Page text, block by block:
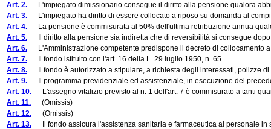
Art. 2. L'impiegato dimissionario consegue il diritto alla pensione qualora
Art. 3. L'impiegato ha diritto di essere collocato a riposo su domanda al
Art. 4. La pensione è commisurata al 50% dell'ultima retribuzione annua
Art. 5. Il diritto alla pensione sia indiretta che di reversibilità si consegue
Art. 6. L'Amministrazione competente predispone il decreto di collocamento
Art. 7. Il fondo istituito con l'art. 16 della L. 29 luglio 1950, n. 65
Art. 8. Il fondo è autorizzato a stipulare, a richiesta degli interessati, polizze
Art. 9. Il programma previdenziale ed assistenziale, in esecuzione del
Art. 10. L'assegno vitalizio previsto al n. 1 dell'art. 7 è commisurato a tanti
Art. 11. (Omissis)
Art. 12. (Omissis)
Art. 13. Il fondo assicura l'assistenza sanitaria e farmaceutica al personale in